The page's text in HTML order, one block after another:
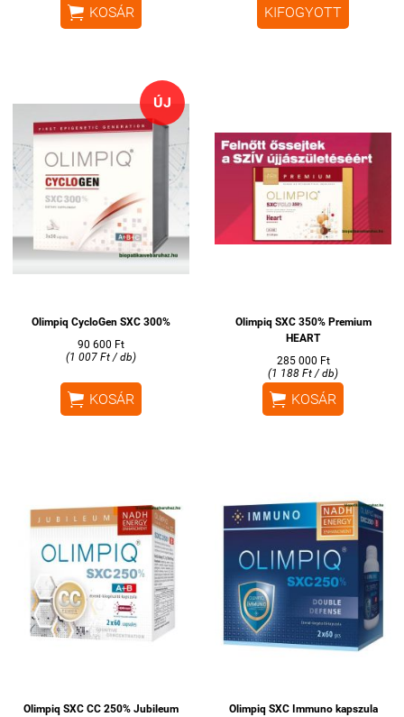
 KOSÁR KIFOGYOTT
ÚJ
Olimpiq CycloGen SXC 300%
90 600 Ft
(1 007 Ft / db)
 KOSÁR
Olimpiq SXC 350% Premium
HEART
285 000 Ft
(1 188 Ft / db)
 KOSÁR
Olimpiq SXC CC 250% Jubileum
Olimpiq SXC Immuno kapszula